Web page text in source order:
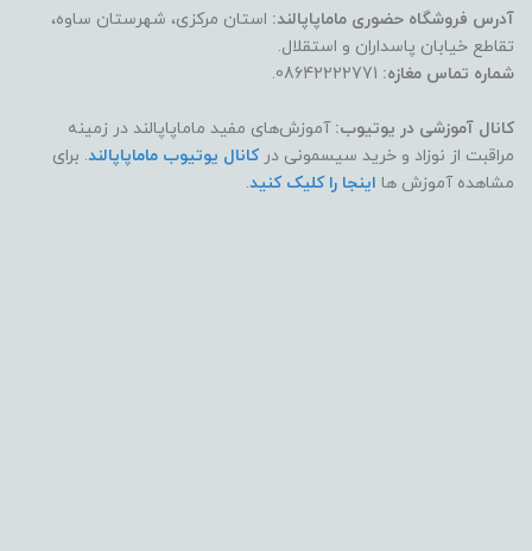
آدرس فروشگاه حضوری ماماپاپالند: استان مرکزی، شهرستان ساوه،
تقاطع خیابان پاسداران و استقلال.
شماره تماس مغازه:
کانال آموزشی در یوتیوب: آموزش‌های مفید ماماپاپالند در زمینه
مراقبت از نوزاد و خرید سیسمونی درکانال یوتیوب ماماپاپالند. برای
مشاهده آموزش ها اینجا را کلیک کنید.